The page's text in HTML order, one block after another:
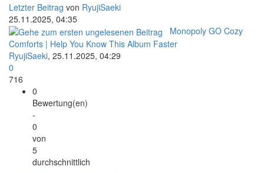
Letzter Beitrag von RyujiSaeki
25.11.2025, 04:35
Monopoly GO Cozy
Comforts | Help You Know This Album Faster
RyujiSaeki, 25.11.2025, 04:29
0
716
0
Bewertung(en)
-
0
von
5
durchschnittlich